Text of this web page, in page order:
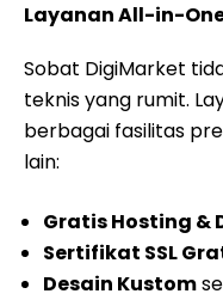
Layanan All-in-
Sobat DigiMarket
teknis yang rumit.
berbagai fasilitas
lain:
Gratis Hosting &
Sertifikat SSL
Desain Kustom